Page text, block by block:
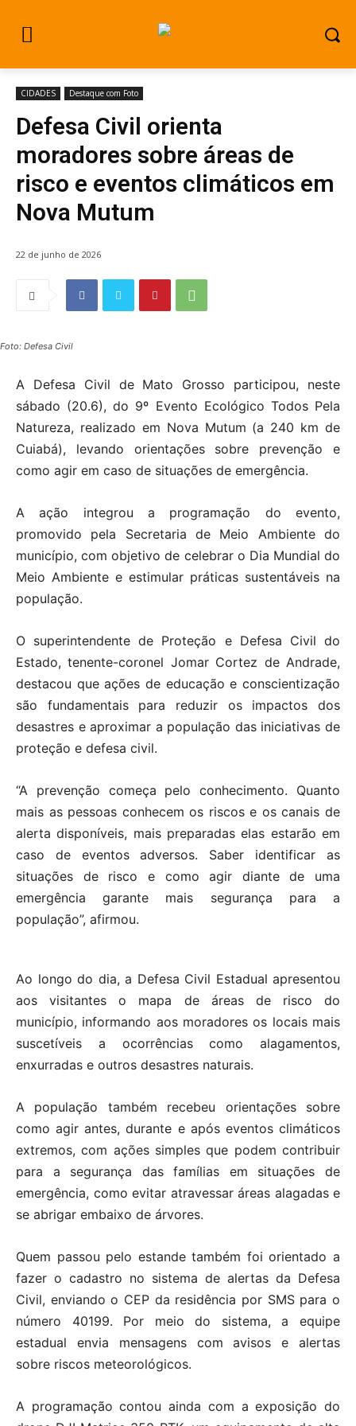
CIDADES Destaque com Foto
Defesa Civil orienta
moradores sobre áreas de
risco e eventos climáticos em
Nova Mutum
22 de junho de 2026
Foto: Defesa Civil
A Defesa Civil de Mato Grosso participou, neste
sábado (20.6), do 9º Evento Ecológico Todos Pela
Natureza, realizado em Nova Mutum (a 240 km de
Cuiabá), levando orientações sobre prevenção e
como agir em caso de situações de emergência.
A ação integrou a programação do evento,
promovido pela Secretaria de Meio Ambiente do
município, com objetivo de celebrar o Dia Mundial do
Meio Ambiente e estimular práticas sustentáveis na
população.
O superintendente de Proteção e Defesa Civil do
Estado, tenente-coronel Jomar Cortez de Andrade,
destacou que ações de educação e conscientização
são fundamentais para reduzir os impactos dos
desastres e aproximar a população das iniciativas de
proteção e defesa civil.
“A prevenção começa pelo conhecimento. Quanto
mais as pessoas conhecem os riscos e os canais de
alerta disponíveis, mais preparadas elas estarão em
caso de eventos adversos. Saber identificar as
situações de risco e como agir diante de uma
emergência garante mais segurança para a
população”, afirmou.
Ao longo do dia, a Defesa Civil Estadual apresentou
aos visitantes o mapa de áreas de risco do
município, informando aos moradores os locais mais
suscetíveis a ocorrências como alagamentos,
enxurradas e outros desastres naturais.
A população também recebeu orientações sobre
como agir antes, durante e após eventos climáticos
extremos, com ações simples que podem contribuir
para a segurança das famílias em situações de
emergência, como evitar atravessar áreas alagadas e
se abrigar embaixo de árvores.
Quem passou pelo estande também foi orientado a
fazer o cadastro no sistema de alertas da Defesa
Civil, enviando o CEP da residência por SMS para o
número 40199. Por meio do sistema, a equipe
estadual envia mensagens com avisos e alertas
sobre riscos meteorológicos.
A programação contou ainda com a exposição do